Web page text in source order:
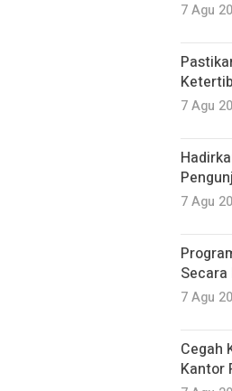
7 Agu
7 Agu
7 Agu
7 Agu
Cegah
Kantor